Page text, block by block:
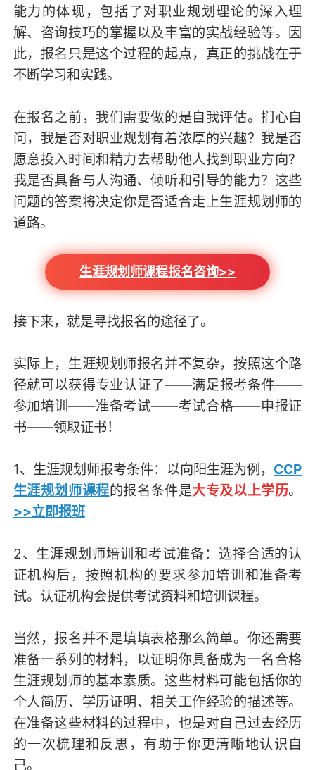
能力的体现，包括了对职业规划理论的深入理
解、咨询技巧的掌握以及丰富的实战经验等。因
此，报名只是这个过程的起点，真正的挑战在于
不断学习和实践。
在报名之前，我们需要做的是自我评估。扪心自
问，我是否对职业规划有着浓厚的兴趣？我是否
愿意投入时间和精力去帮助他人找到职业方向？
我是否具备与人沟通、倾听和引导的能力？这些
问题的答案将决定你是否适合走上生涯规划师的
道路。
生涯规划师课程报名咨询>>
接下来，就是寻找报名的途径了。
实际上，生涯规划师报名并不复杂，按照这个路
径就可以获得专业认证了——满足报考条件——
参加培训——准备考试——考试合格——申报证
书——领取证书！
1、生涯规划师报考条件：以向阳生涯为例， CCP
生涯规划师课程的报名条件是大专及以上学历。
>>立即报班
2、生涯规划师培训和考试准备：选择合适的认
证机构后，按照机构的要求参加培训和准备考
试。认证机构会提供考试资料和培训课程。
当然，报名并不是填填表格那么简单。你还需要
准备一系列的材料，以证明你具备成为一名合格
生涯规划师的基本素质。这些材料可能包括你的
个人简历、学历证明、相关工作经验的描述等。
在准备这些材料的过程中，也是对自己过去经历
的一次梳理和反思，有助于你更清晰地认识自
己。